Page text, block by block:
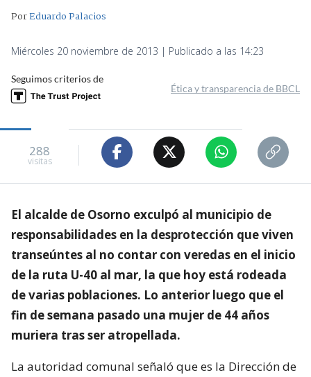
PorEduardo Palacios
Miércoles 20 noviembre de 2013 | Publicado a las 14:23
Seguimos criterios de
Ética y transparencia de BBCL
288
visitas
El alcalde de Osorno exculpó al municipio de
responsabilidades en la desprotección que viven
transeúntes al no contar con veredas en el inicio
de la ruta U-40 al mar, la que hoy está rodeada
de varias poblaciones. Lo anterior luego que el
fin de semana pasado una mujer de 44 años
muriera tras ser atropellada.
La autoridad comunal señaló que es la Dirección de